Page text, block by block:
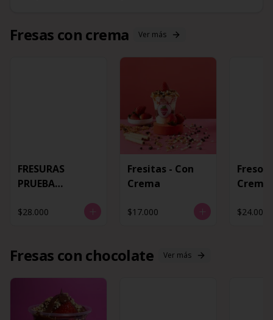
Fresas con crema Ver más
FRESURAS
PRUEBA
$28.000
Fresitas - Con
Crema
$17.000
Crema
$24.000
Fresas con chocolate Ver más